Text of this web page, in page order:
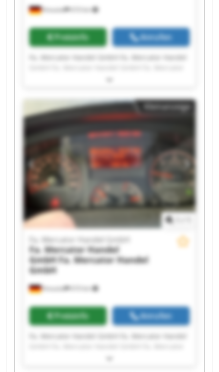
Kreuztal 610 km
Preisinfo Anrufen
Handel GmbH Fa. Mercator Handel GmbH Fa.
GmbH Fa. Mercator Handel GmbH Fa. Mercator
Handel GmbH Fa. Mercator Handel GmbH Fa.
Mercator Handel GmbH Fa. Mercator Handel
GmbH Fa. Mercator Handel GmbH Fa. Mercator
Handel GmbH Fa. Mercator Handel GmbH Fa.
Mercator Handel GmbH Fa. Mercator Handel
GmbH Fa. Mercator Handel GmbH Fa. Mercator
Handel GmbH Fa. Mercator Handel GmbH
Kleinanzeige
Kreuztal 610 km
Fa. Mercator Handel GmbH
Fa. Mercator Handel
GmbHFa. Mercator Handel
GmbH
Preisinfo Anrufen
Handel GmbH Fa. Mercator Handel GmbH Fa.